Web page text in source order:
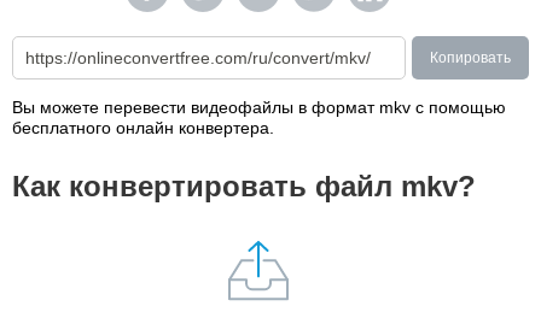
Копировать
Вы можете перевести видеофайлы в формат mkv с помощью
бесплатного онлайн конвертера.
Как конвертировать файл mkv?